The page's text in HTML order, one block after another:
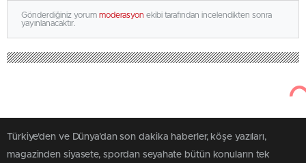
Gönderdiğiniz yorum moderasyon ekibi tarafından incelendikten sonra
yayınlanacaktır.
Türkiye'den ve Dünya’dan son dakika haberler, köşe yazıları,
magazinden siyasete, spordan seyahate bütün konuların tek